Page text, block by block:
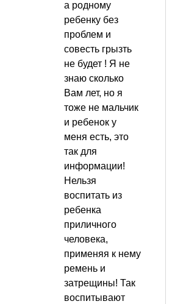
а родному
ребенку без
проблем и
совесть грызть
не будет ! Я не
знаю сколько
Вам лет, но я
тоже не мальчик
и ребенок у
меня есть, это
так для
информации!
Нельзя
воспитать из
ребенка
приличного
человека,
применяя к нему
ремень и
затрещины! Так
воспитывают